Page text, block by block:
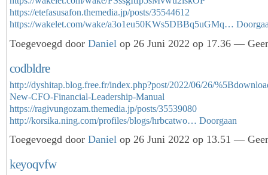
https://etefasusafon.themedia.jp/posts/35544612
https://wakelet.com/wake/a3o1eu50KWs5DBBq5uGMq…
Toegevoegd door Daniel op 26 Juni 2022 op 17.36 —
codbldre
http://dyshitap.blog.free.fr/index.php?post/2022/06/26/
New-CFO-Financial-Leadership-Manual
https://ragivungozam.themedia.jp/posts/35539080
http://korsika.ning.com/profiles/blogs/hrbcatwo… Doorgaan
Toegevoegd door Daniel op 26 Juni 2022 op 13.51 —
keyoqvfw